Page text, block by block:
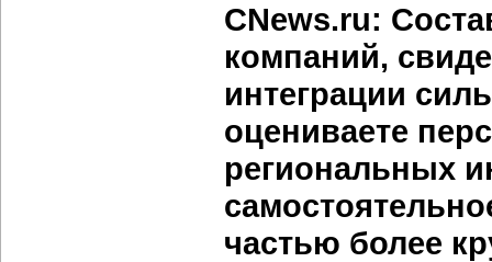
CNews.ru:
компаний,
интеграции
оцениваете
региональных
частью более